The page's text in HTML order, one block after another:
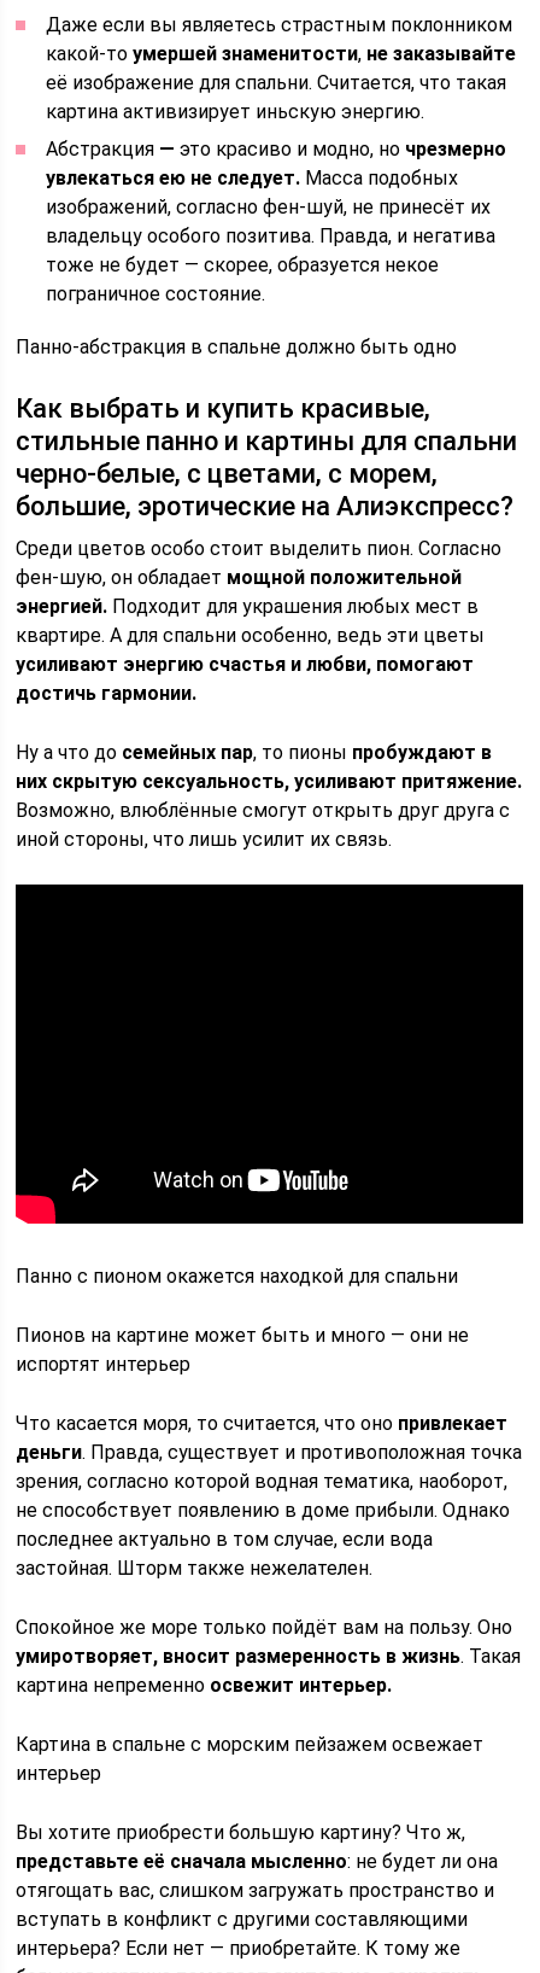
Даже если вы являетесь страстным поклонником
какой-тоумершей знаменитости, не заказывайте
её изображение для спальни. Считается, что такая
картина активизирует иньскую энергию.
Абстракция —это красиво и модно, но чрезмерно
увлекаться ею не следует. Масса подобных
изображений, согласно фен-шуй, не принесёт их
владельцу особого позитива. Правда, и негатива
тоже не будет — скорее, образуется некое
пограничное состояние.
Панно-абстракция в спальне должно быть одно
Как выбрать и купить красивые,
стильные панно и картины для спальни
черно-белые, с цветами, с морем,
большие, эротические на Алиэкспресс?
Среди цветов особо стоит выделить пион. Согласно
фен-шую, он обладает мощной положительной
энергией. Подходит для украшения любых мест в
квартире. А для спальни особенно, ведь эти цветы
усиливают энергию счастья и любви, помогают
достичь гармонии.
Ну а что до семейных пар, то пионы пробуждают в
них скрытую сексуальность, усиливают притяжение.
Возможно, влюблённые смогут открыть друг друга с
иной стороны, что лишь усилит их связь.
Панно с пионом окажется находкой для спальни
Пионов на картине может быть и много — они не
испортят интерьер
Что касается моря, то считается, что оно привлекает
деньги. Правда, существует и противоположная точка
зрения, согласно которой водная тематика, наоборот,
не способствует появлению в доме прибыли. Однако
последнее актуально в том случае, если вода
застойная. Шторм также нежелателен.
Спокойное же море только пойдёт вам на пользу. Оно
умиротворяет, вносит размеренность в жизнь. Такая
картина непременно освежит интерьер.
Картина в спальне с морским пейзажем освежает
интерьер
Вы хотите приобрести большую картину? Что ж,
представьте её сначала мысленно: не будет ли она
отягощать вас, слишком загружать пространство и
вступать в конфликт с другими составляющими
интерьера? Если нет — приобретайте. К тому же